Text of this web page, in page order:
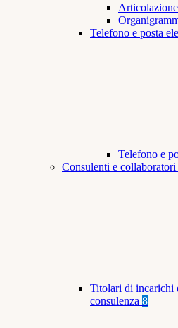
Telefono e posta
Telefono e
Consulenti e collaboratori
Titolari di incarichi
consulenza 8